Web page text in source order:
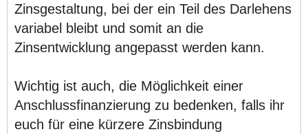
Zinsgestaltung, bei der ein Teil des Darlehens
variabel bleibt und somit an die
Zinsentwicklung angepasst werden kann.
Wichtig ist auch, die Möglichkeit einer
Anschlussfinanzierung zu bedenken, falls ihr
euch für eine kürzere Zinsbindung